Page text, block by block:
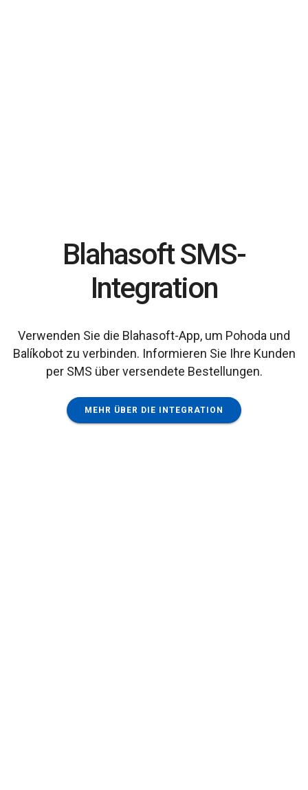
Blahasoft SMS-
Integration
Verwenden Sie die Blahasoft-App, um Pohoda und
Balíkobot zu verbinden. Informieren Sie Ihre Kunden
per SMS über versendete Bestellungen.
MEHR ÜBER DIE INTEGRATION